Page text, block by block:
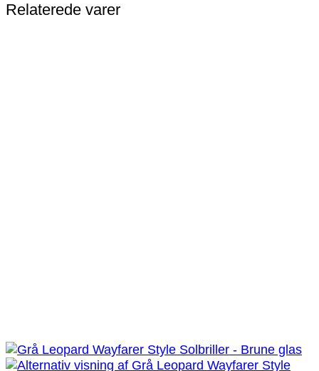
Relaterede varer